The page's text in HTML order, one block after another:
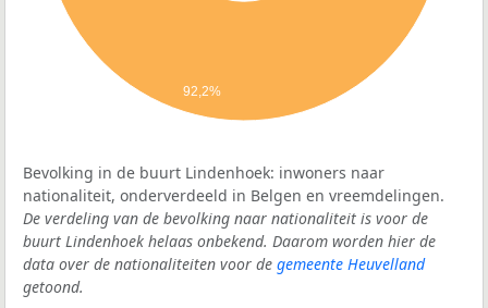
92,2%
Bevolking in de buurt Lindenhoek: inwoners naar
nationaliteit, onderverdeeld in Belgen en vreemdelingen.
De verdeling van de bevolking naar nationaliteit is voor de
buurt Lindenhoek helaas onbekend. Daarom worden hier de
data over de nationaliteiten voor de gemeente Heuvelland
getoond.